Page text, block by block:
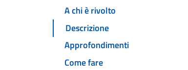
A chi è rivolto
Descrizione
Approfondimenti
Come fare